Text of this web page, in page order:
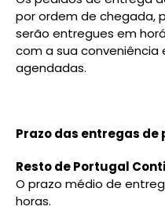
por ordem de chegada,
serão entregues em
com a sua
agendadas.
Prazo das entregas
Resto de Portugal
O prazo médio de
horas.